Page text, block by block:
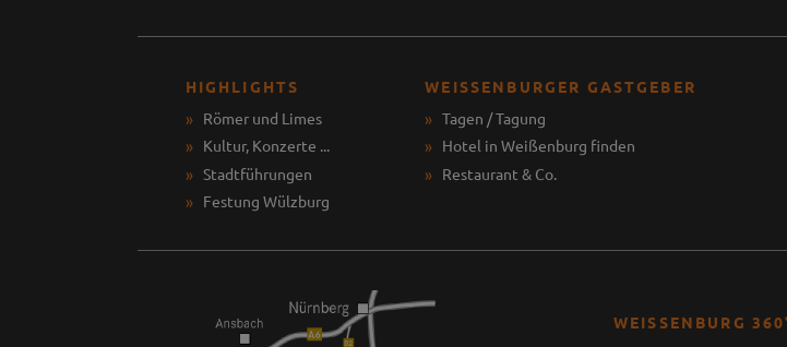
HIGHLIGHTS
Römer und Limes
Kultur, Konzerte ...
Stadtführungen
Festung Wülzburg
WEISSENBURGER GASTGEBER
Tagen / Tagung
Hotel in Weißenburg finden
Restaurant & Co.
WEISSENBURG 360°